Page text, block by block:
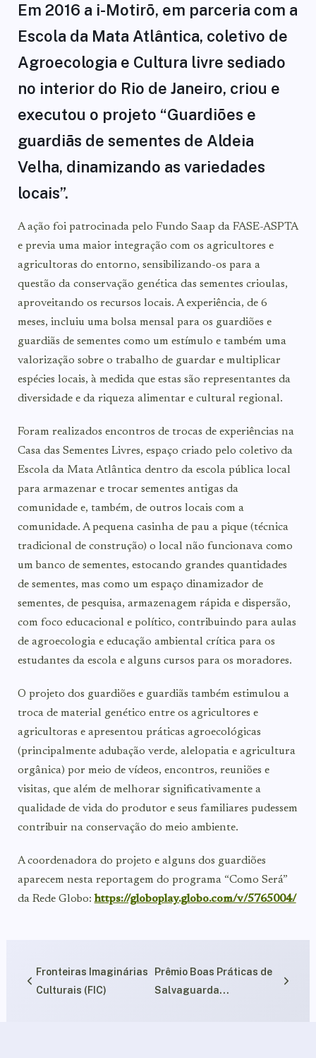
Em 2016 a i-Motirõ, em parceria com a
Escola da Mata Atlântica, coletivo de
Agroecologia e Cultura livre sediado
no interior do Rio de Janeiro, criou e
executou o projeto “Guardiões e
guardiãs de sementes de Aldeia
Velha, dinamizando as variedades
locais”.
A ação foi patrocinada pelo Fundo Saap da FASE-ASPTA
e previa uma maior integração com os agricultores e
agricultoras do entorno, sensibilizando-os para a
questão da conservação genética das sementes crioulas,
aproveitando os recursos locais. A experiência, de 6
meses, incluiu uma bolsa mensal para os guardiões e
guardiãs de sementes como um estímulo e também uma
valorização sobre o trabalho de guardar e multiplicar
espécies locais, à medida que estas são representantes da
diversidade e da riqueza alimentar e cultural regional.
Foram realizados encontros de trocas de experiências na
Casa das Sementes Livres, espaço criado pelo coletivo da
Escola da Mata Atlântica dentro da escola pública local
para armazenar e trocar sementes antigas da
comunidade e, também, de outros locais com a
comunidade. A pequena casinha de pau a pique (técnica
tradicional de construção) o local não funcionava como
um banco de sementes, estocando grandes quantidades
de sementes, mas como um espaço dinamizador de
sementes, de pesquisa, armazenagem rápida e dispersão,
com foco educacional e político, contribuindo para aulas
de agroecologia e educação ambiental crítica para os
estudantes da escola e alguns cursos para os moradores.
O projeto dos guardiões e guardiãs também estimulou a
troca de material genético entre os agricultores e
agricultoras e apresentou práticas agroecológicas
(principalmente adubação verde, alelopatia e agricultura
orgânica) por meio de vídeos, encontros, reuniões e
visitas, que além de melhorar significativamente a
qualidade de vida do produtor e seus familiares pudessem
contribuir na conservação do meio ambiente.
A coordenadora do projeto e alguns dos guardiões
aparecem nesta reportagem do programa “Como Será”
da Rede Globo:https://globoplay.globo.com/v/5765004/
Fronteiras Imaginárias
Culturais (FIC)
Prêmio Boas Práticas de
Salvaguarda...